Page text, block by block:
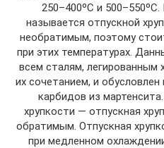
250–400ºС и
называется отпускной
необратимым, поэтому
при этих температурах.
всем сталям, легированным
их сочетанием, и
карбидов из
хрупкости — отпускная
обратимым. Отпускная
при медленном